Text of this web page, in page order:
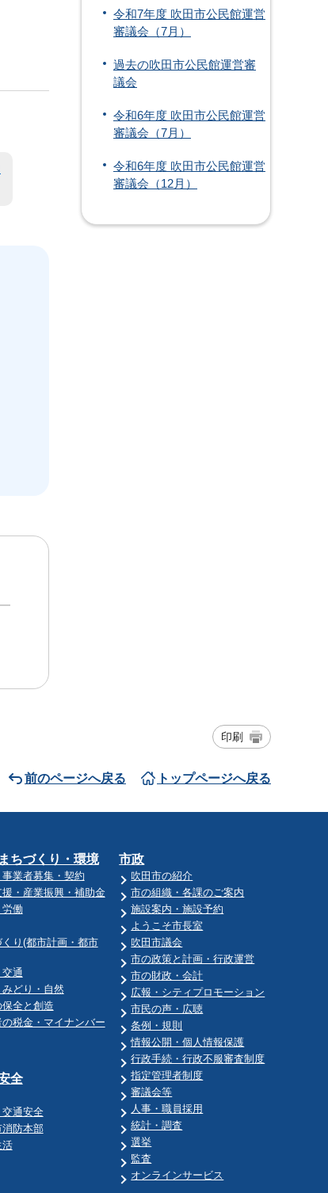
令和7年度 吹田市公民館運営
審議会（7月）
過去の吹田市公民館運営審
議会
令和6年度 吹田市公民館運営
審議会（7月）
令和6年度 吹田市公民館運営
審議会（12月）
印刷
前のページへ戻る トップページへ戻る
ちづくり・環境
事業者募集・契約
・産業振興・補助金
労働
くり(都市計画・都市
通
どり・自然
全と創造
税金・マイナンバー
全
交通安全
消防本部
活
市政
吹田市の紹介
市の組織・各課のご案内
施設案内・施設予約
ようこそ市長室
吹田市議会
市の政策と計画・行政運営
市の財政・会計
広報・シティプロモーション
市民の声・広聴
条例・規則
情報公開・個人情報保護
行政手続・行政不服審査制度
指定管理者制度
審議会等
人事・職員採用
統計・調査
選挙
監査
オンラインサービス